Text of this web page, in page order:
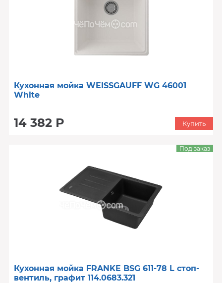
Кухонная мойка WEISSGAUFF WG 46001
White
14 382 Р Купить
Кухонная мойка FRANKE BSG 611-78 L стоп-
вентиль, графит 114.0683.321
Под заказ